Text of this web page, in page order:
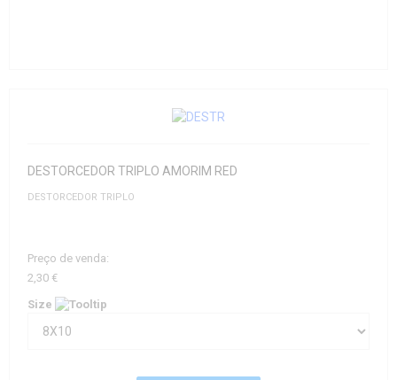
DESTORCEDOR TRIPLO AMORIM RED
DESTORCEDOR TRIPLO
Preço de venda:
2,30 €
Size